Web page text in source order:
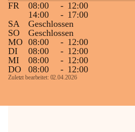
FR
08:00 - 12:00
14:00
- 17:00
SA
Geschlossen
SO
Geschlossen
MO 08:00 - 12:00
DI
08:00 - 12:00
MI
08:00 - 12:00
DO
08:00 - 12:00
Zuletzt bearbeitet: 02.04.2026